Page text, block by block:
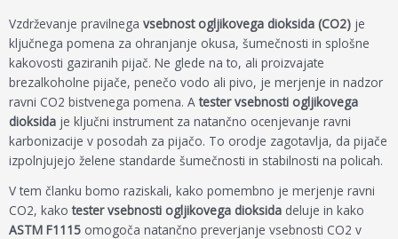
Vzdrževanje pravilnega vsebnost ogljikovega dioksida (CO2) je
ključnega pomena za ohranjanje okusa, šumečnosti in splošne
kakovosti gaziranih pijač. Ne glede na to, ali proizvajate
brezalkoholne pijače, penečo vodo ali pivo, je merjenje in nadzor
ravni CO2 bistvenega pomena. Atester vsebnosti ogljikovega
dioksida je ključni instrument za natančno ocenjevanje ravni
karbonizacije v posodah za pijačo. To orodje zagotavlja, da pijače
izpolnjujejo želene standarde šumečnosti in stabilnosti na policah.
V tem članku bomo raziskali, kako pomembno je merjenje ravni
CO2, kakotester vsebnosti ogljikovega dioksida deluje in kako
ASTM F1115 omogoča natančno preverjanje vsebnosti CO2 v